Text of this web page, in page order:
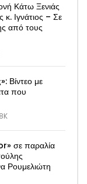
Κάτω Ξενιάς
Ιγνάτιος – Σε
από τους
Βίντεο με
που
σε παραλία
Ρουμελιώτη